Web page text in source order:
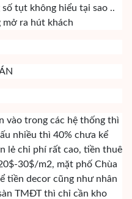
tụt không hiểu tại sao ..
mở ra hút khách
vào trong các hệ thống thì
nhiều thì 40% chưa kể
lẻ chi phí rất cao, tiền thuê
30$/m2, mặt phố Chùa
tiền decor cũng như nhân
TMĐT thì chỉ cần kho